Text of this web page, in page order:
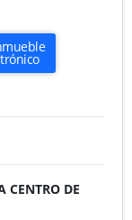
CENTRO DE